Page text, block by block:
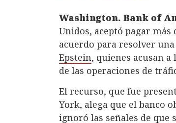
Washington. Bank of
Unidos, aceptó pagar
acuerdo para resolver
Epstein, quienes acusan
de las operaciones de
El recurso, que fue
York, alega que el banco
ignoró las señales de que